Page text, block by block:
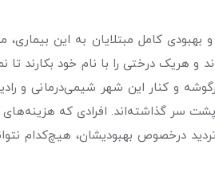
کامل مبتلایان به این بیماری،
و هریک درختی را با نام خود بکارند تا
بیمارستان‌ها درگوشه و کنار این شهر
زیادی را پشت سر گذاشته‌اند. افرادی که
درخصوص بهبودیشان، هیچ‌کدام